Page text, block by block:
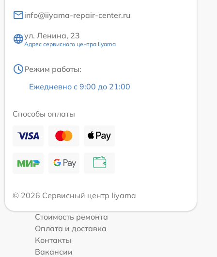
info@iiyama-repair-center.ru
ул. Ленина, 23
Адрес сервисного центра Iiyama
Режим работы:
Ежедневно с 9:00 до 21:00
Способы оплаты
© 2026 Сервисный центр Iiyama
Стоимость ремонта
Оплата и доставка
Контакты
Вакансии